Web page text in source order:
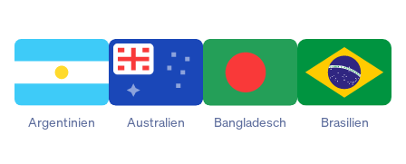
Argentinien Australien Bangladesch Brasilien